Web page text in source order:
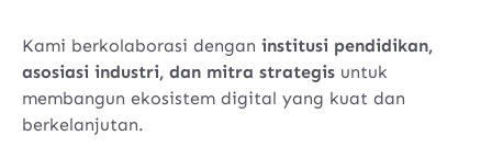
Kami berkolaborasi dengan institusi pendidikan,
asosiasi industri, dan mitra strategis untuk
membangun ekosistem digital yang kuat dan
berkelanjutan.